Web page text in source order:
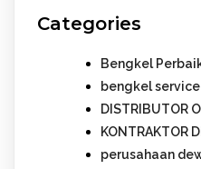
Categories
Bengkel
bengkel
DISTRIBUTOR
KONTRAKTOR
perusahaan